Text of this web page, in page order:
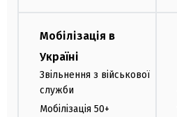
Мобілізація в
Україні
Звільнення з військової
служби
Мобілізація 50+